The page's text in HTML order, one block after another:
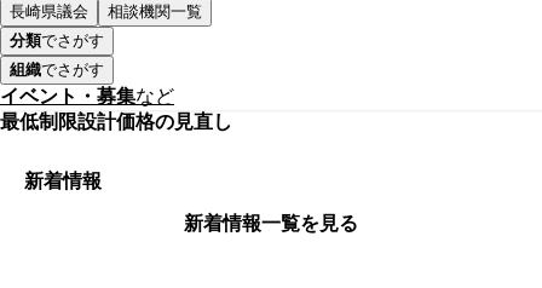
長崎県議会
相談機関一覧
分類でさがす
組織でさがす
イベント・募集など
最低制限設計価格の見直し
新着情報
新着情報一覧を見る